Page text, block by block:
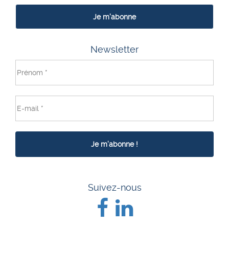
Je m'abonne
Newsletter
Suivez-nous